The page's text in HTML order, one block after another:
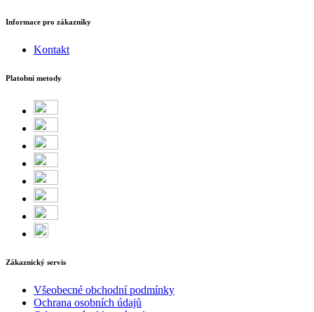
Informace pro zákazníky
Kontakt
Platobní metody
Zákaznický servis
Všeobecné obchodní podmínky
Ochrana osobních údajů